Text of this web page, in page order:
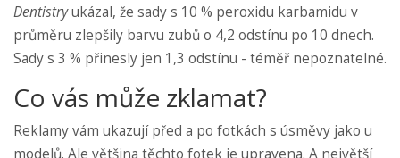
Dentistryukázal, že sady s 10 % peroxidu karbamidu v
průměru zlepšily barvu zubů o 4,2 odstínu po 10 dnech.
Sady s 3 % přinesly jen 1,3 odstínu - téměř nepoznatelné.
Co vás může zklamat?
Reklamy vám ukazují před a po fotkách s úsměvy jako u